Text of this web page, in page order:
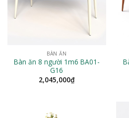
BÀN ĂN
Bàn ăn 8 người 1m6 BA01-
G16
2,045,000₫